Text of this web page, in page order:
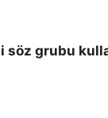
söz grubu